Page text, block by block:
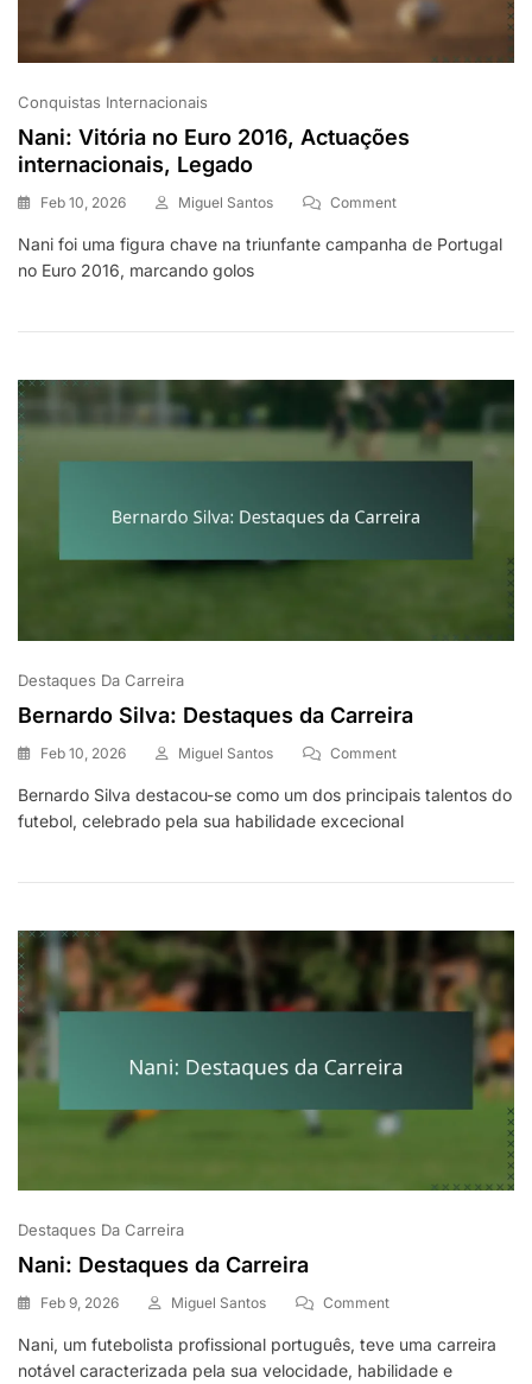
Conquistas Internacionais
Nani: Vitória no Euro 2016, Actuações
internacionais, Legado
Feb 10, 2026 Miguel Santos CommentOn
Vitória
Actuações
Legado
Nani foi uma figura chave na triunfante campanha de Portugal
no Euro 2016, marcando golos
Destaques Da Carreira
Bernardo Silva: Destaques da Carreira
Feb 10, 2026 Miguel Santos CommentOn
Silva:
Destaques
Bernardo Silva destacou-se como um dos principais talentos do
futebol, celebrado pela sua habilidade excecional
Destaques Da Carreira
Nani: Destaques da Carreira
Feb 9, 2026 Miguel Santos CommentOn
Destaques
Da
Nani, um futebolista profissional português, teve uma carreira
notável caracterizada pela sua velocidade, habilidade e